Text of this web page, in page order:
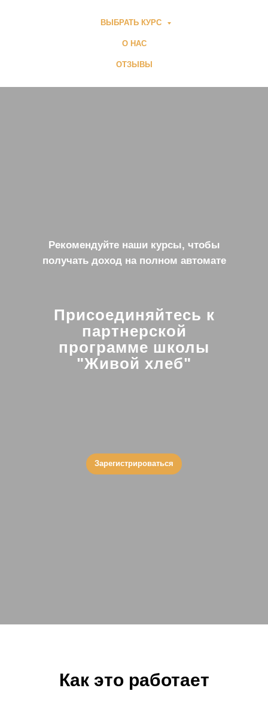
ВЫБРАТЬ КУРС
О НАС
ОТЗЫВЫ
Присоединяйтесь к
партнерской
программе школы
"Живой хлеб"
Зарегистрироваться
Рекомендуйте наши курсы, чтобы
получать доход на полном автомате
Как это работает